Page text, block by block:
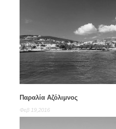
Παραλία Αζόλιμνος
Φεβ 19,2016